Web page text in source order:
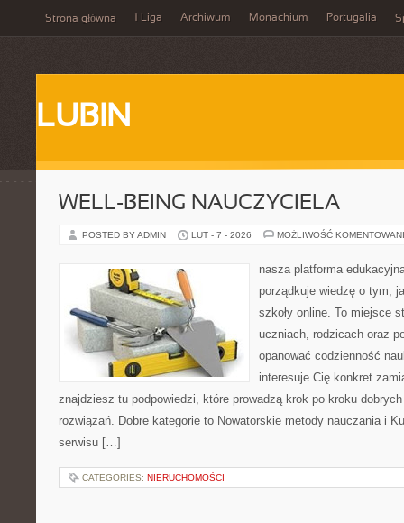
Strona główna 1 Liga Archiwum Monachium Portugalia
LUBIN
WELL-BEING NAUCZYCIELA
POSTED BY ADMIN LUT - 7 - 2026 MOŻLIWOŚĆ
nasza platforma
porządkuje wiedzę o tym,
szkoły online. To miejsce
uczniach, rodzicach oraz
opanować codzienność
interesuje Cię konkret
znajdziesz tu podpowiedzi, które prowadzą krok po kroku
rozwiązań. Dobre kategorie to Nowatorskie metody nauczania i
serwisu […]
CATEGORIES: NIERUCHOMOŚCI